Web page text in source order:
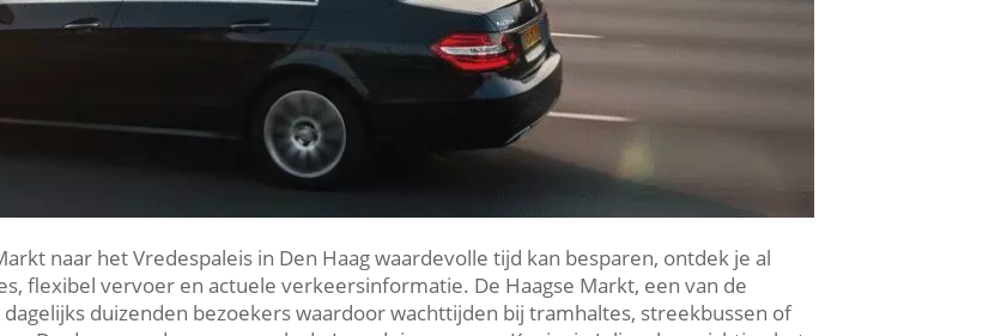
naar het Vredespaleis in Den Haag waardevolle tijd kan besparen, ontdek je al
flexibel vervoer en actuele verkeersinformatie. De Haagse Markt, een van de
duizenden bezoekers waardoor wachttijden bij tramhaltes, streekbussen of